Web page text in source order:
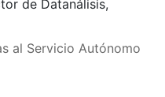
de Datanálisis,
al Servicio Autónomo